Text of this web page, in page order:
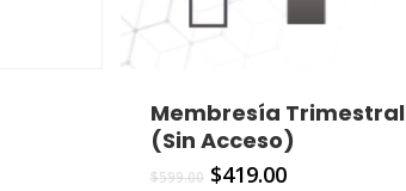
Membresía Trimestral
(Sin Acceso)
$599.00 $419.00